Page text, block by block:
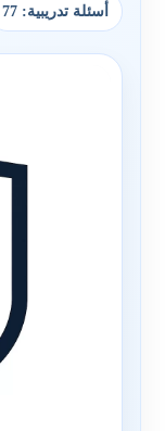
أسئلة تدريبية: 77